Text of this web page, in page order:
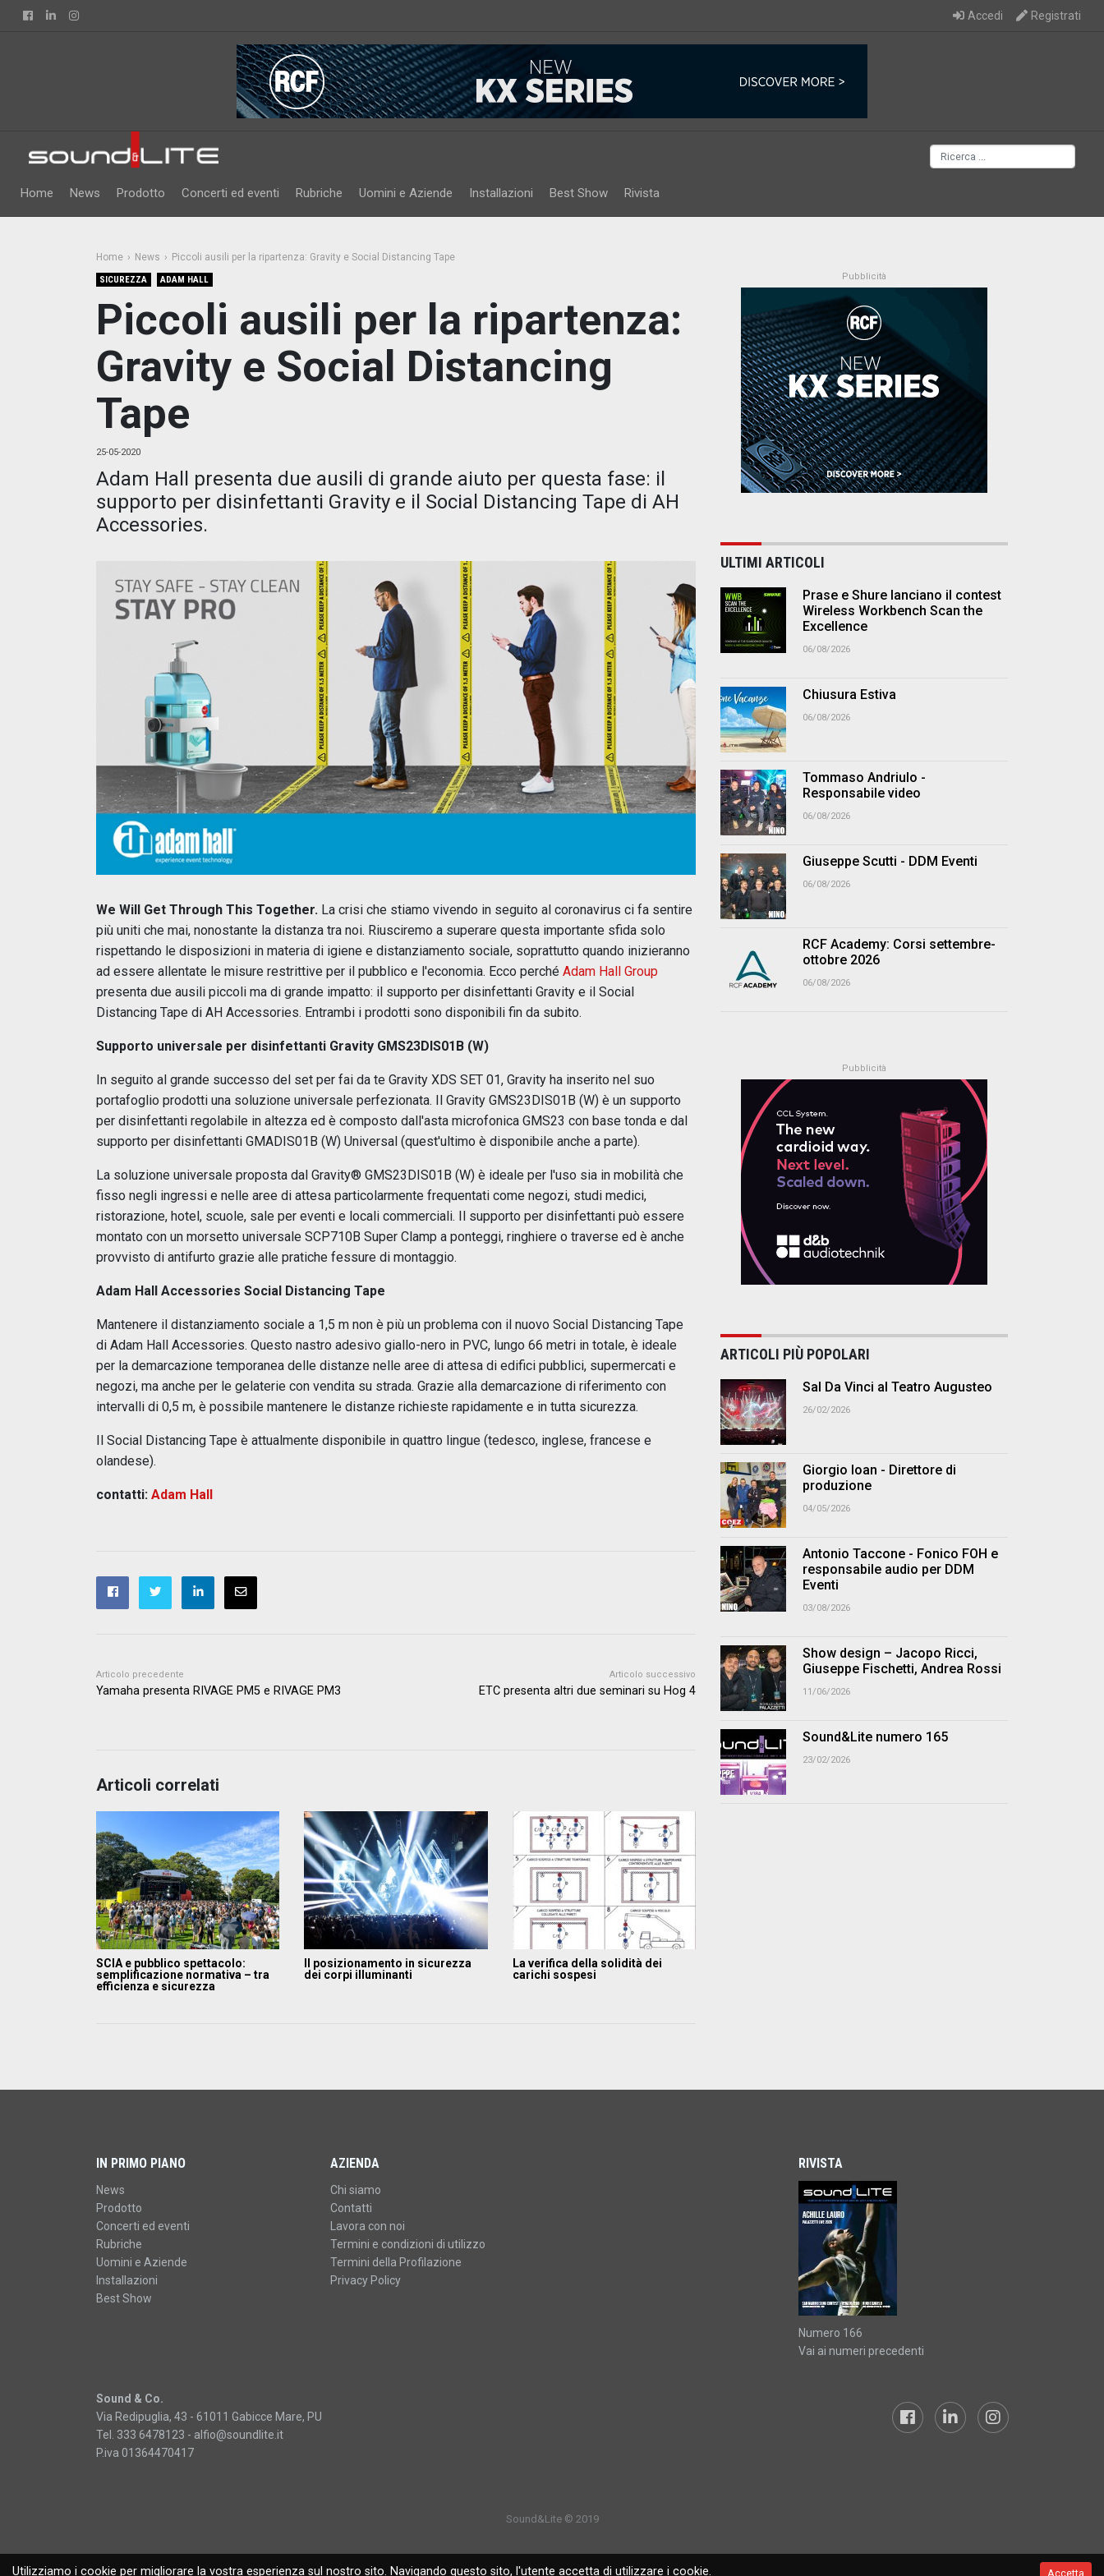
Utilizziamo i cookie per migliorare la vostra esperienza sul nostro sito. Navigando questo sito, l'utente accetta di utilizzare i cookie. Accetta
FacebookLinkedin Accedi Registrati
Home News Prodotto Concerti ed eventi Rubriche Uomini e Aziende Installazioni Best Show Rivista
Home News Piccoli ausili per la ripartenza: Gravity e Social Distancing Tape
SICUREZZA ADAM HALL
Piccoli ausili per la ripartenza:
Gravity e Social Distancing
Tape
25-05-2020
Adam Hall presenta due ausili di grande aiuto per questa fase: il
supporto per disinfettanti Gravity e il Social Distancing Tape di AH
Accessories.
We Will Get Through This Together. La crisi che stiamo vivendo in seguito al coronavirus ci fa sentire
più uniti che mai, nonostante la distanza tra noi. Riusciremo a superare questa importante sfida solo
rispettando le disposizioni in materia di igiene e distanziamento sociale, soprattutto quando inizieranno
ad essere allentate le misure restrittive per il pubblico e l'economia. Ecco perché Adam Hall Group
presenta due ausili piccoli ma di grande impatto: il supporto per disinfettanti Gravity e il Social
Distancing Tape di AH Accessories. Entrambi i prodotti sono disponibili fin da subito.
Supporto universale per disinfettanti Gravity GMS23DIS01B (W)
In seguito al grande successo del set per fai da te Gravity XDS SET 01, Gravity ha inserito nel suo
portafoglio prodotti una soluzione universale perfezionata. Il Gravity GMS23DIS01B (W) è un supporto
per disinfettanti regolabile in altezza ed è composto dall'asta microfonica GMS23 con base tonda e dal
supporto per disinfettanti GMADIS01B (W) Universal (quest'ultimo è disponibile anche a parte).
La soluzione universale proposta dal Gravity® GMS23DIS01B (W) è ideale per l'uso sia in mobilità che
fisso negli ingressi e nelle aree di attesa particolarmente frequentati come negozi, studi medici,
ristorazione, hotel, scuole, sale per eventi e locali commerciali. Il supporto per disinfettanti può essere
montato con un morsetto universale SCP710B Super Clamp a ponteggi, ringhiere o traverse ed è anche
provvisto di antifurto grazie alle pratiche fessure di montaggio.
Adam Hall Accessories Social Distancing Tape
Mantenere il distanziamento sociale a 1,5 m non è più un problema con il nuovo Social Distancing Tape
di Adam Hall Accessories. Questo nastro adesivo giallo-nero in PVC, lungo 66 metri in totale, è ideale
per la demarcazione temporanea delle distanze nelle aree di attesa di edifici pubblici, supermercati e
negozi, ma anche per le gelaterie con vendita su strada. Grazie alla demarcazione di riferimento con
intervalli di 0,5 m, è possibile mantenere le distanze richieste rapidamente e in tutta sicurezza.
Il Social Distancing Tape è attualmente disponibile in quattro lingue (tedesco, inglese, francese e
olandese).
contatti: Adam Hall
Articolo precedente
Yamaha presenta RIVAGE PM5 e RIVAGE PM3
Articolo successivo
ETC presenta altri due seminari su Hog 4
Articoli correlati
SCIA e pubblico spettacolo:
semplificazione normativa – tra
efficienza e sicurezza
Il posizionamento in sicurezza
dei corpi illuminanti
La verifica della solidità dei
carichi sospesi
ULTIMI ARTICOLI
Prase e Shure lanciano il contest
Wireless Workbench Scan the
Excellence
06/08/2026
Chiusura Estiva
06/08/2026
Tommaso Andriulo -
Responsabile video
06/08/2026
Giuseppe Scutti - DDM Eventi
06/08/2026
RCF Academy: Corsi settembre-
ottobre 2026
06/08/2026
ARTICOLI PIÙ POPOLARI
Sal Da Vinci al Teatro Augusteo
26/02/2026
Giorgio Ioan - Direttore di
produzione
04/05/2026
Antonio Taccone - Fonico FOH e
responsabile audio per DDM
Eventi
03/08/2026
Show design – Jacopo Ricci,
Giuseppe Fischetti, Andrea Rossi
11/06/2026
Sound&Lite numero 165
23/02/2026
IN PRIMO PIANO
News
Prodotto
Concerti ed eventi
Rubriche
Uomini e Aziende
Installazioni
Best Show
AZIENDA
Chi siamo
Contatti
Lavora con noi
Termini e condizioni di utilizzo
Termini della Profilazione
Privacy Policy
RIVISTA
Numero 166
Vai ai numeri precedenti
Sound & Co.
Via Redipuglia, 43 - 61011 Gabicce Mare, PU
Tel. 333 6478123 - alfio@soundlite.it
P.iva 01364470417
Sound&Lite © 2019